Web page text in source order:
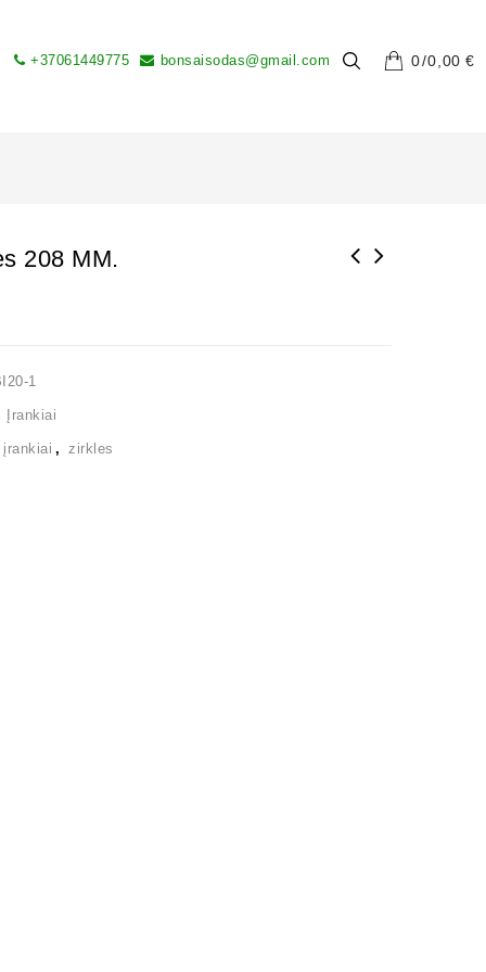
0 0,00€
+37061449775 bonsaisodas@gmail.com
208 MM.
1
Įrankiai
įrankiai , zirkles